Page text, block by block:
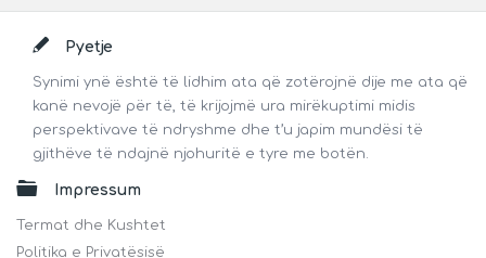
FooterPyetje
Synimi ynë është të lidhim ata që zotërojnë dije me ata që
kanë nevojë për të, të krijojmë ura mirëkuptimi midis
perspektivave të ndryshme dhe t’u japim mundësi të
gjithëve të ndajnë njohuritë e tyre me botën.
Impressum
Termat dhe Kushtet
Politika e Privatësisë